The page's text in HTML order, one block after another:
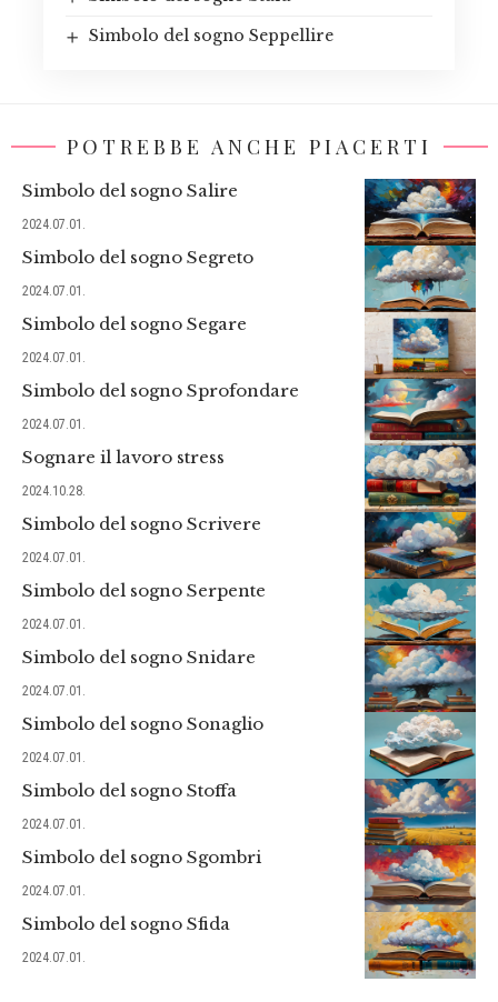
Simbolo del sogno Seppellire
POTREBBE ANCHE PIACERTI
Simbolo del sogno Salire
2024.07.01.
Simbolo del sogno Segreto
2024.07.01.
Simbolo del sogno Segare
2024.07.01.
Simbolo del sogno Sprofondare
2024.07.01.
Sognare il lavoro stress
2024.10.28.
Simbolo del sogno Scrivere
2024.07.01.
Simbolo del sogno Serpente
2024.07.01.
Simbolo del sogno Snidare
2024.07.01.
Simbolo del sogno Sonaglio
2024.07.01.
Simbolo del sogno Stoffa
2024.07.01.
Simbolo del sogno Sgombri
2024.07.01.
Simbolo del sogno Sfida
2024.07.01.